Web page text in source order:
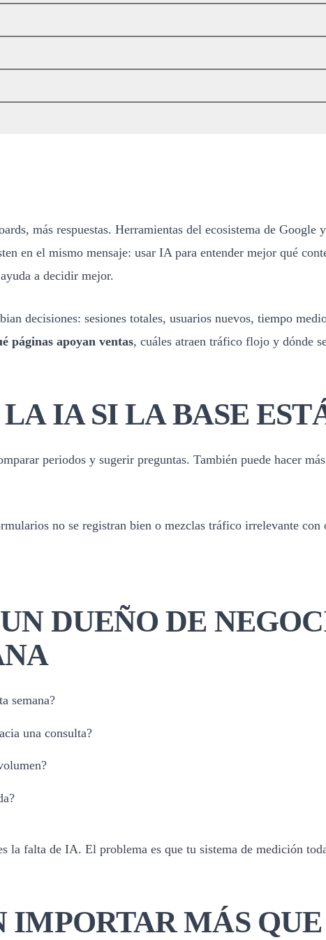
más respuestas. Herramientas del ecosistema de
en el mismo mensaje: usar IA para entender mejor qué
a decidir mejor.
decisiones: sesiones totales, usuarios nuevos, tiempo
páginas apoyan ventas, cuáles atraen tráfico flojo y dónde
IA SI LA BASE
periodos y sugerir preguntas. También puede hacer
no se registran bien o mezclas tráfico irrelevante
DUEÑO DE
semana?
una consulta?
la falta de IA. El problema es que tu sistema de medición
IMPORTAR MÁS